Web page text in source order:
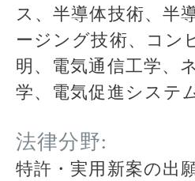
ス、半導体技術、半
ージング技術、コン
明、電気通信工学、
学、電気促進システ
法律分野:
特許・実用新案の出